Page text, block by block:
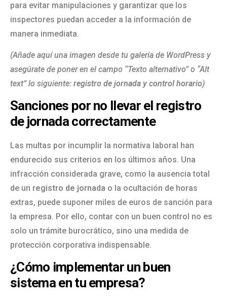
para evitar manipulaciones y garantizar que los
inspectores puedan acceder a la información de
manera inmediata.
(Añade aquí una imagen desde tu galería de WordPress y
asegúrate de poner en el campo “Texto alternativo” o “Alt
text” lo siguiente: registro de jornada y control horario)
Sanciones por no llevar el registro
de jornada correctamente
Las multas por incumplir la normativa laboral han
endurecido sus criterios en los últimos años. Una
infracción considerada grave, como la ausencia total
de un registro de jornada o la ocultación de horas
extras, puede suponer miles de euros de sanción para
la empresa. Por ello, contar con un buen control no es
solo un trámite burocrático, sino una medida de
protección corporativa indispensable.
¿Cómo implementar un buen
sistema en tu empresa?